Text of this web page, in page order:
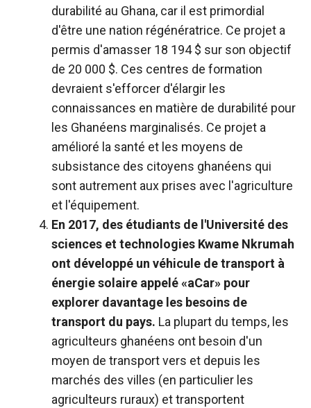
durabilité au Ghana, car il est primordial
d'être une nation régénératrice. Ce projet a
permis d'amasser 18 194 $ sur son objectif
de 20 000 $. Ces centres de formation
devraient s'efforcer d'élargir les
connaissances en matière de durabilité pour
les Ghanéens marginalisés. Ce projet a
amélioré la santé et les moyens de
subsistance des citoyens ghanéens qui
sont autrement aux prises avec l'agriculture
et l'équipement.
En 2017, des étudiants de l'Université des
sciences et technologies Kwame Nkrumah
ont développé un véhicule de transport à
énergie solaire appelé «aCar» pour
explorer davantage les besoins de
transport du pays. La plupart du temps, les
agriculteurs ghanéens ont besoin d'un
moyen de transport vers et depuis les
marchés des villes (en particulier les
agriculteurs ruraux) et transportent